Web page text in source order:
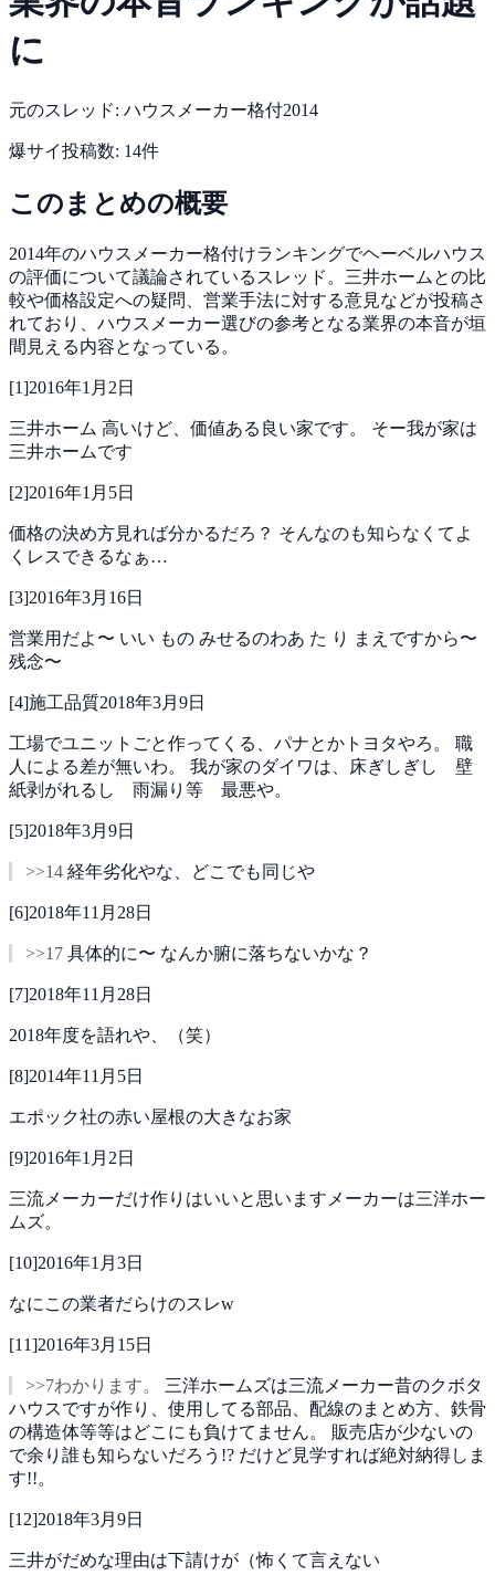
に
元のスレッド: ハウスメーカー格付2014
爆サイ投稿数: 14件
このまとめの概要
2014年のハウスメーカー格付けランキングでヘーベルハウス
の評価について議論されているスレッド。三井ホームとの比
較や価格設定への疑問、営業手法に対する意見などが投稿さ
れており、ハウスメーカー選びの参考となる業界の本音が垣
間見える内容となっている。
[1]2016年1月2日
三井ホーム 高いけど、価値ある良い家です。 そー我が家は
三井ホームです
[2]2016年1月5日
価格の決め方見れば分かるだろ？ そんなのも知らなくてよ
くレスできるなぁ…
[3]2016年3月16日
営業用だよ〜 いい もの みせるのわあ た り まえですから〜
残念〜
[4]施工品質2018年3月9日
工場でユニットごと作ってくる、パナとかトヨタやろ。 職
人による差が無いわ。 我が家のダイワは、床ぎしぎし 壁
紙剥がれるし 雨漏り等 最悪や。
[5]2018年3月9日
>>14 経年劣化やな、どこでも同じや
[6]2018年11月28日
>>17 具体的に〜 なんか腑に落ちないかな？
[7]2018年11月28日
2018年度を語れや、（笑）
[8]2014年11月5日
エポック社の赤い屋根の大きなお家
[9]2016年1月2日
三流メーカーだけ作りはいいと思いますメーカーは三洋ホー
ムズ。
[10]2016年1月3日
なにこの業者だらけのスレw
[11]2016年3月15日
>>7わかります。
三洋ホームズは三流メーカー昔のクボタ
ハウスですが作り、使用してる部品、配線のまとめ方、鉄骨
の構造体等等はどこにも負けてません。 販売店が少ないの
で余り誰も知らないだろう!? だけど見学すれば絶対納得しま
す!!。
[12]2018年3月9日
三井がだめな理由は下請けが（怖くて言えない